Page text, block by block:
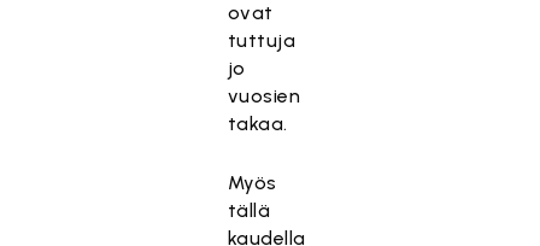
ovat
tuttuja
jo
vuosien
takaa.
Myös
tällä
kaudella